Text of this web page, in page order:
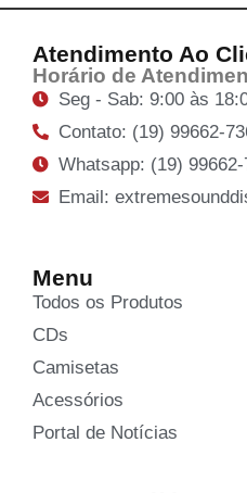
Atendimento Ao
Horário de
Seg - Sab: 9:00 às
Contato: (19) 99662-
Whatsapp: (19) 99662-
Email:
Menu
Todos os Produtos
CDs
Camisetas
Acessórios
Portal de Notícias